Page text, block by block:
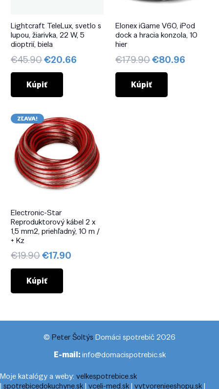
Lightcraft TeleLux, svetlo s
lupou, žiarivka, 22 W, 5
dioptrií, biela
€45.90Pôvodná
cena
bola:
€45.90.
€20.66 Aktuálna
Kúpiť
Elonex iGame V60, iPod
dock a hracia konzola, 10
hier
€179.90Pôvodná
cena
bola:
€179.90.
€80.96
Kúpiť
ZĽAVA!
Electronic-Star
Reproduktorový kábel 2 x
1,5 mm2, priehľadný, 10 m /
+ Kz
€19.90Pôvodná
cena
bola:
€19.90.
€17.90
Kúpiť
© Peter Šoltýs Domáci spotrebič 2026
E-mail:info@domacispotrebic.sk
Moje katalógy a weby: velkespotrebice.sk
| spotrebicedokuchyne.sk| vceli-med.sk| vytvorenieeshopu.sk|